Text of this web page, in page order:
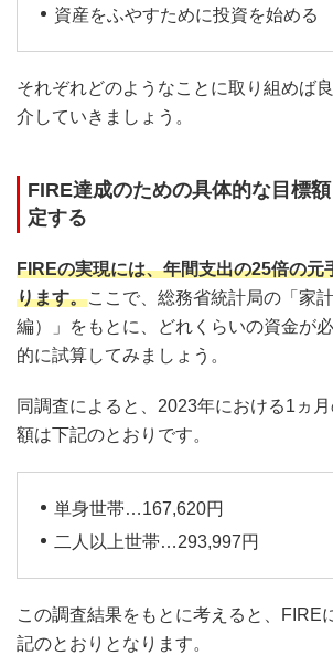
資産をふやすために投資を始める
それぞれどのようなことに取り組めば
介していきましょう。
FIRE達成のための具体的な目標
定する
FIREの実現には、年間支出の25倍の元
ります。ここで、総務省統計局の「家
編）」をもとに、どれくらいの資金が
的に試算してみましょう。
同調査によると、2023年における1ヵ
額は下記のとおりです。
単身世帯…167,620円
二人以上世帯…293,997円
この調査結果をもとに考えると、FIRE
記のとおりとなります。